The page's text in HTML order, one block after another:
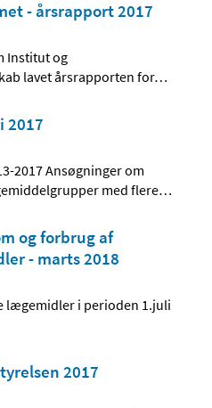
- årsrapport 2017
Institut og
lavet årsrapporten for…
2017
2017 Ansøgninger om
med flere…
og forbrug af
- marts 2018
lægemidler i perioden 1.juli
2017